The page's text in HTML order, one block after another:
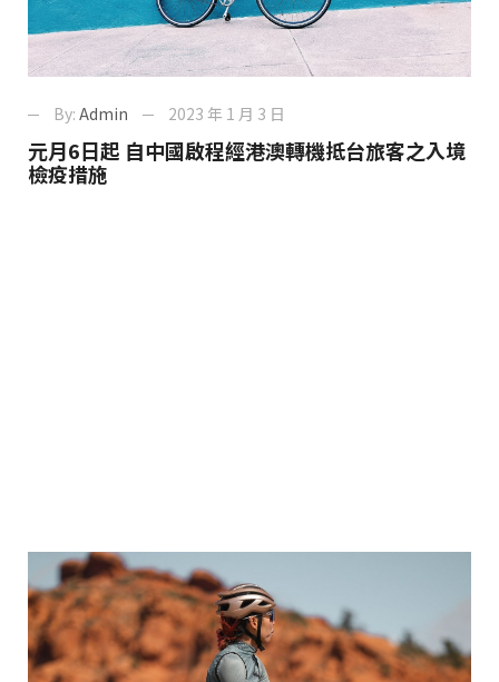
By: Admin 2023 年 1 月 3 日
元月6日起 自中國啟程經港澳轉機抵台旅客之入境
檢疫措施